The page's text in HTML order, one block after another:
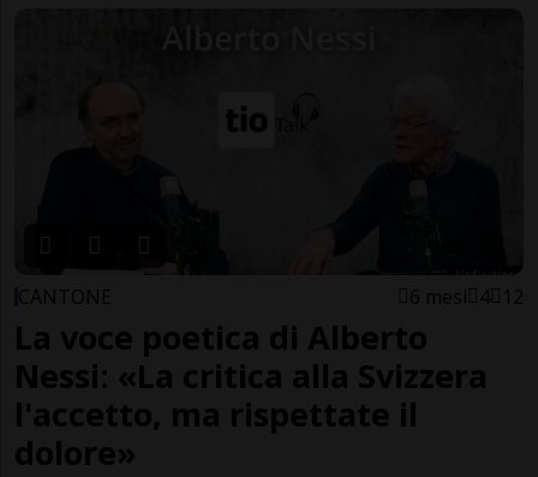
CANTONE 6 mesi 4 12
La voce poetica di Alberto
Nessi: «La critica alla Svizzera
l'accetto, ma rispettate il
dolore»